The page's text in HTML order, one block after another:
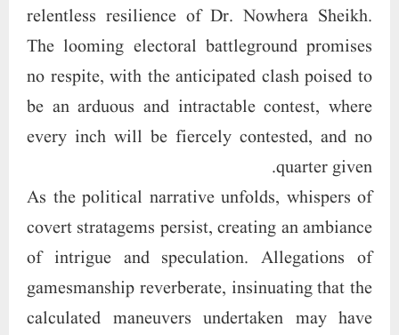
relentless resilience of Dr. Nowhera Sheikh.
The looming electoral battleground promises
no respite, with the anticipated clash poised to
be an arduous and intractable contest, where
every inch will be fiercely contested, and no
quarter given.
As the political narrative unfolds, whispers of
covert stratagems persist, creating an ambiance
of intrigue and speculation. Allegations of
gamesmanship reverberate, insinuating that the
calculated maneuvers undertaken may have